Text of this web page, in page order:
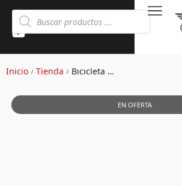
Inicio / Tienda / Bicicleta Montañera aro 29 Cross naranja
EN OFERTA